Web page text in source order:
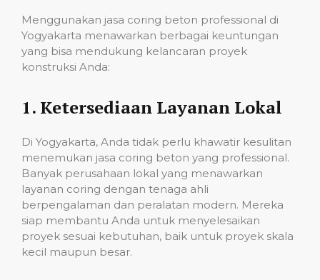
Menggunakan jasa coring beton professional di
Yogyakarta menawarkan berbagai keuntungan
yang bisa mendukung kelancaran proyek
konstruksi Anda:
1. Ketersediaan Layanan Lokal
Di Yogyakarta, Anda tidak perlu khawatir kesulitan
menemukan jasa coring beton yang professional.
Banyak perusahaan lokal yang menawarkan
layanan coring dengan tenaga ahli
berpengalaman dan peralatan modern. Mereka
siap membantu Anda untuk menyelesaikan
proyek sesuai kebutuhan, baik untuk proyek skala
kecil maupun besar.